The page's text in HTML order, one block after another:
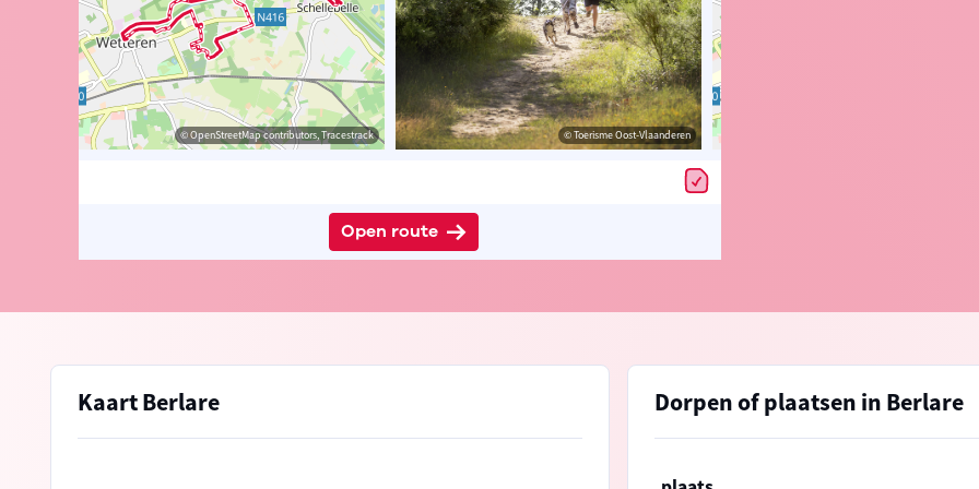
© OpenStreetMap contributors, Tracestrack © Toerisme Oost-Vlaanderen
Open route
Kaart Berlare Dorpen of plaatsen in Berlare